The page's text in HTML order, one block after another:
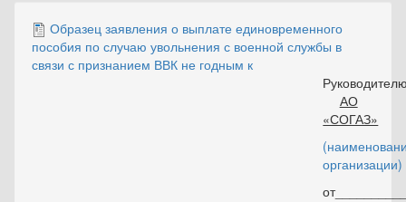
Образец заявления о выплате единовременного
пособия по случаю увольнения с военной службы в
связи с признанием ВВК не годным к
АО
«СОГАЗ»
организации)